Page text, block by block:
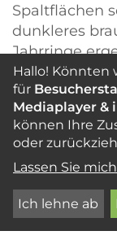
Spaltflächen
dunkleres
Jahrringe
Fladern und
meist nur im
punktförmige
nicht
geradfase­rig,
Hallo! Könnten
für
Mediaplayer &
können Ihre
oder
Lassen Sie
Ich lehne ab